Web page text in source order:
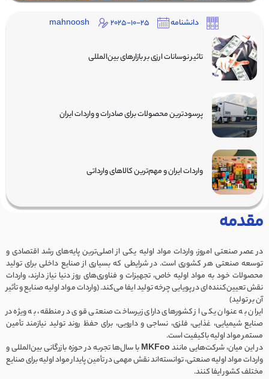
دانشنامه 2025-10-25
mahnoosh
تاثیر نوسانات ارزی بر بازارهای بین‌المللی
پرسودترین محصولات برای صادرات و واردات ایران
واردات ایران و مهم‌ترین کالاهای وارداتی
مقدمه
در عصر صنعتی امروز، واردات مواد اولیه یکی از اصلی‌ترین پایه‌های رشد اقتصادی و
توسعه صنعتی هر کشوری است. در شرایطی که بسیاری از صنایع داخلی برای تولید
محصولات خود به مواد اولیه خاص، تجهیزات و فناوری‌های روز دنیا نیاز دارند، واردات
نقش تعیین‌کننده‌ای در پویایی چرخه تولید ایفا می‌کند. (واردات مواد اولیه صنایع و تأثیر
آن بر تولید)
ایران به عنوان یکی از کشورهای دارای زیرساخت صنعتی قوی در منطقه، به ویژه در
صنایع شیمیایی، غذایی، فلزی، نساجی و دارویی، برای حفظ روند تولید نیازمند تأمین
مستمر مواد اولیه باکیفیت است.
در این میان، شرکت‌هایی مانندMKFcoبا سال‌ها تجربه در حوزه بازرگانی بین‌المللی و
واردات مواد اولیه صنعتی، توانسته‌اند نقش مهمی در تأمین پایدار مواد اولیه برای صنایع
مختلف کشور ایفا کنند.